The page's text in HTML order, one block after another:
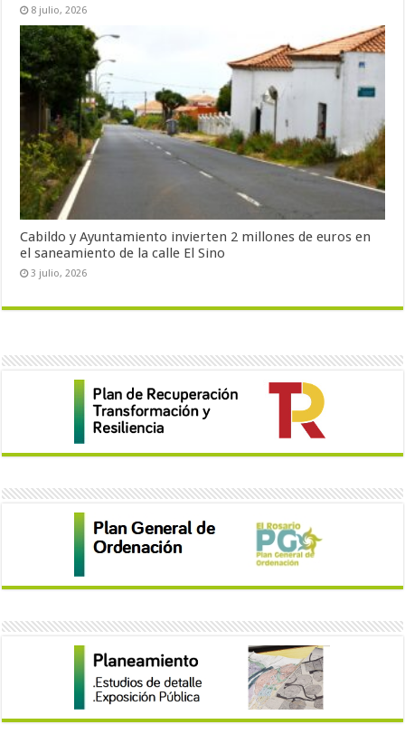
8 julio, 2026
Cabildo y Ayuntamiento invierten 2 millones de euros en
el saneamiento de la calle El Sino
3 julio, 2026